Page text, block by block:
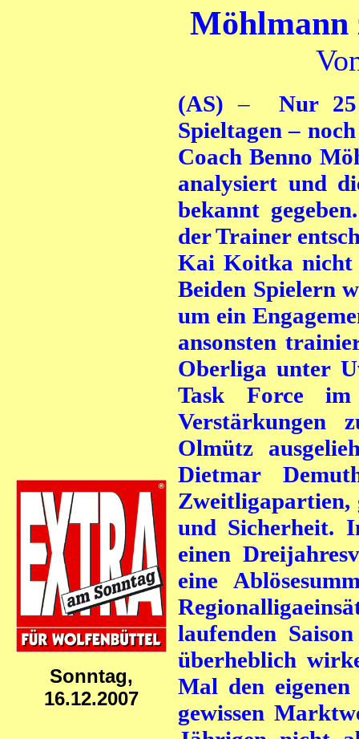
Sonntag,
16.12.2007
Möhlmann
(AS) –Nur 25
Spieltagen –
Coach Benno
analysiert und
bekannt
der Trainer
Kai Koitka nicht
Beiden Spielern
um ein
ansonsten
Oberliga unter
Task Force
Verstärkungen
Olmütz
Dietmar
Zweitligapartien,
und Sicherheit.
einen
eine
laufenden
überheblich
Mal den
gewissen